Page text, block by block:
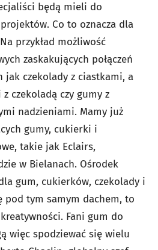
będą mieli do
Co to oznacza dla
przykład możliwość
zaskakujących połączeń
jak czekolady z ciastkami, a
czekoladą czy gumy z
nadzieniami. Mamy już
gumy, cukierki i
takie jak Eclairs,
w Bielanach. Ośrodek
gum, cukierków, czekolady i
pod tym samym dachem, to
Fani gum do
więc spodziewać się wielu